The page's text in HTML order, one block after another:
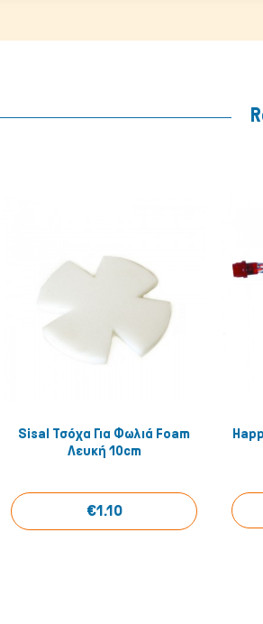
Quick View
Sisal Τσόχα Για Φωλιά Foam
Λευκή 10cm
€1.10